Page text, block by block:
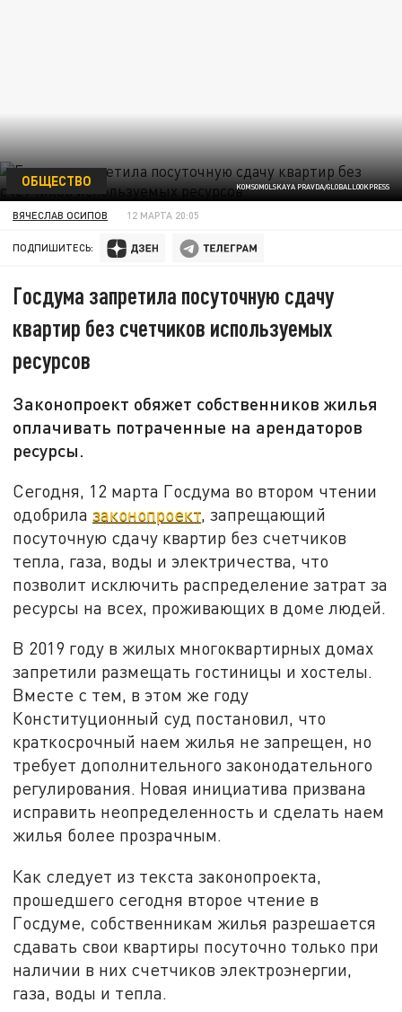
KOMSOMOLSKAYA PRAVDA/GLOBALLOOKPRESS
ОБЩЕСТВО
ВЯЧЕСЛАВ ОСИПОВ 12 МАРТА 20:05
ПОДПИШИТЕСЬ:
Госдума запретила посуточную сдачу
квартир без счетчиков используемых
ресурсов
Законопроект обяжет собственников жилья
оплачивать потраченные на арендаторов
ресурсы.
Сегодня, 12 марта Госдума во втором чтении
одобрилазаконопроект, запрещающий
посуточную сдачу квартир без счетчиков
тепла, газа, воды и электричества, что
позволит исключить распределение затрат за
ресурсы на всех, проживающих в доме людей.
В 2019 году в жилых многоквартирных домах
запретили размещать гостиницы и хостелы.
Вместе с тем, в этом же году
Конституционный суд постановил, что
краткосрочный наем жилья не запрещен, но
требует дополнительного законодательного
регулирования. Новая инициатива призвана
исправить неопределенность и сделать наем
жилья более прозрачным.
Как следует из текста законопроекта,
прошедшего сегодня второе чтение в
Госдуме, собственникам жилья разрешается
сдавать свои квартиры посуточно только при
наличии в них счетчиков электроэнергии,
газа, воды и тепла.